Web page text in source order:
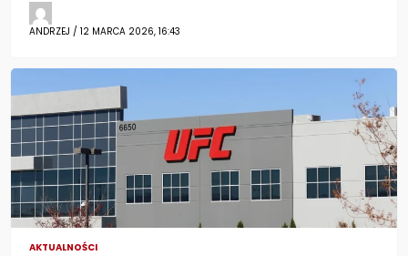
ANDRZEJ / 12 MARCA 2026, 16:43
AKTUALNOŚCI